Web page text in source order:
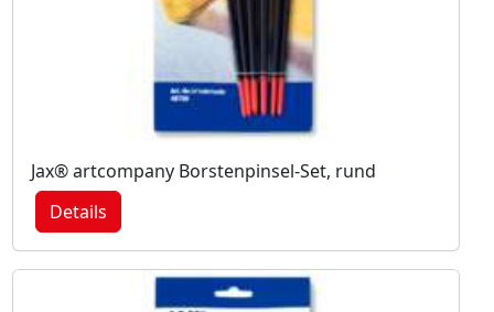
Jax® artcompany Borstenpinsel-Set, rund
Details